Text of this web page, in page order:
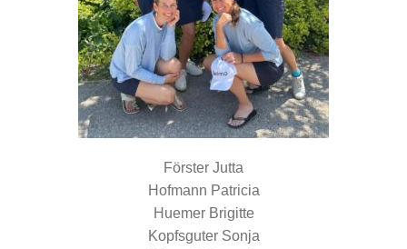
Förster Jutta
Hofmann Patricia
Huemer Brigitte
Kopfsguter Sonja